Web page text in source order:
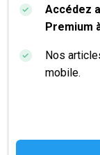
Accédez
Premium
Nos
mobile.
Le
Des